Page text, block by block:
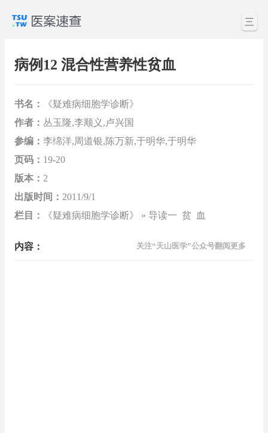
三
病例12 混合性营养性贫血
书名：
《疑难病细胞学诊断》
作者： 丛玉隆,李顺义,卢兴国
参编： 李绵洋,周道银,陈万新,于明华,于明华
页码： 19-20
版本： 2
出版时间： 2011/9/1
栏目：
《疑难病细胞学诊断》 » 导读一 贫 血
内容： 关注“天山医学”公众号翻阅更多